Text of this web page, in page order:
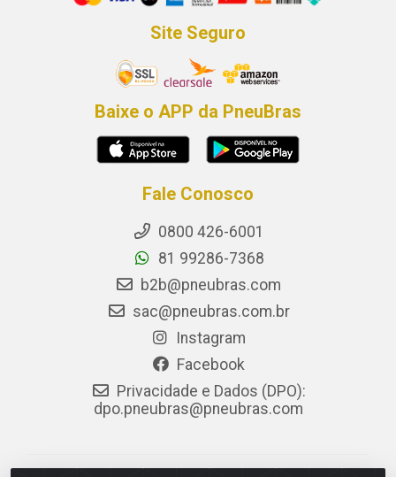
Site Seguro
Baixe o APP da PneuBras
Fale Conosco
0800 426-6001
81 99286-7368
b2b@pneubras.com
sac@pneubras.com.br
Instagram
Facebook
Privacidade e Dados (DPO):
dpo.pneubras@pneubras.com